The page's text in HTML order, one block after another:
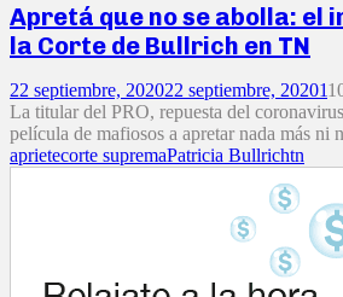
Apretá que no se abolla: el
la Corte de Bullrich en TN
22 septiembre, 202022 septiembre, 20201
La titular del PRO, repuesta del
película de mafiosos a apretar nada más ni
aprietecorte supremaPatricia Bullrichtn